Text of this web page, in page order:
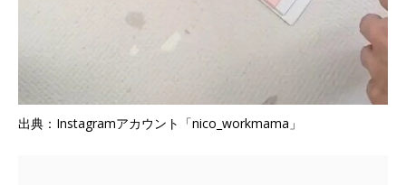
出典：Instagramアカウント「nico_workmama」